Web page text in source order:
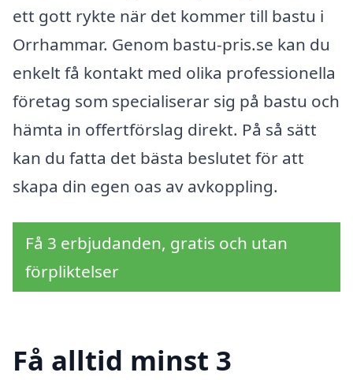
ett gott rykte när det kommer till bastu i
Orrhammar. Genom bastu-pris.se kan du
enkelt få kontakt med olika professionella
företag som specialiserar sig på bastu och
hämta in offertförslag direkt. På så sätt
kan du fatta det bästa beslutet för att
skapa din egen oas av avkoppling.
Få 3 erbjudanden, gratis och utan
förpliktelser
Få alltid minst 3